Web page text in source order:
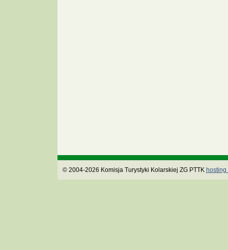
© 2004-2026 Komisja Turystyki Kolarskiej ZG PTTK hosting